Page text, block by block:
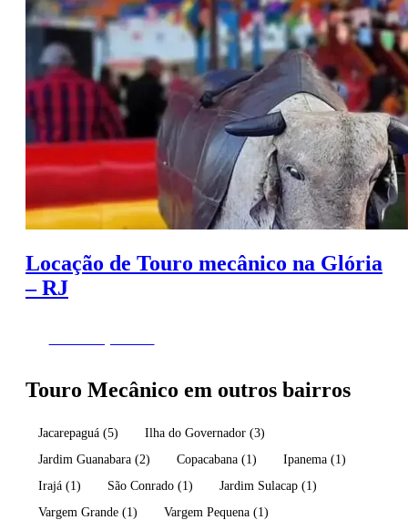
Locação de Touro mecânico na Glória
– RJ
Touro Mecânico em outros bairros
Jacarepaguá(5) Ilha do Governador(3)
Jardim Guanabara(2) Copacabana(1) Ipanema (1)
Irajá(1) São Conrado(1) Jardim Sulacap (1)
Vargem Grande(1) Vargem Pequena(1)